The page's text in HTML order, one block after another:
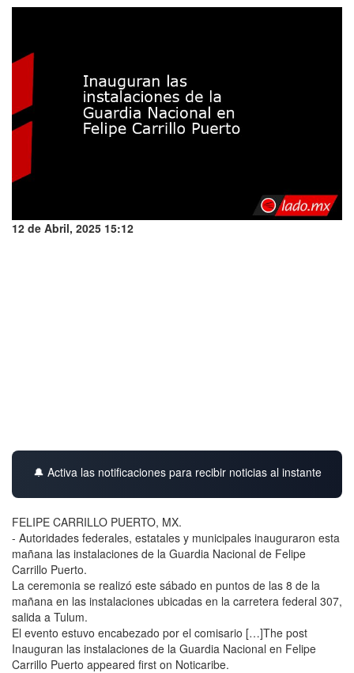
12 de Abril, 2025 15:12
🔔 Activa las notificaciones para recibir noticias al instante
FELIPE CARRILLO PUERTO, MX.
- Autoridades federales, estatales y municipales inauguraron esta
mañana las instalaciones de la Guardia Nacional de Felipe
Carrillo Puerto.
La ceremonia se realizó este sábado en puntos de las 8 de la
mañana en las instalaciones ubicadas en la carretera federal 307,
salida a Tulum.
El evento estuvo encabezado por el comisario […]The post
Inauguran las instalaciones de la Guardia Nacional en Felipe
Carrillo Puerto appeared first on Noticaribe.